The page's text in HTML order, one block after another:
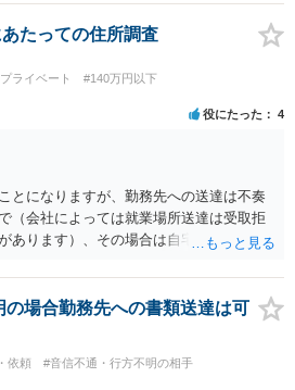
る可能性が高そうであれば時間の浪費
空転する）になりますし、支払督促及び
方の住所地が管轄裁判所になるため（特
）対応が面倒な場合があるからです。相
で減額を考慮すればよいと思います。 な
ってこず、返済の目処も立たずで精神的
たっての住所調査
ライベート
#140万円以下
役にたった 4
とになりますが、勤務先への送達は不奏
（会社によっては就業場所送達は受取拒
あります）、その場合は自宅の住所調査
の場合勤務先への書類送達は可
依頼
#音信不通・行方不明の相手